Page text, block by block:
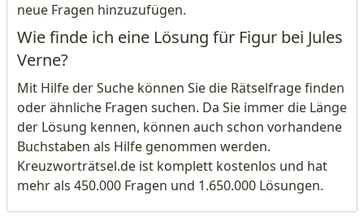
neue Fragen hinzuzufügen.
Wie finde ich eine Lösung für Figur bei Jules
Verne?
Mit Hilfe der Suche können Sie die Rätselfrage finden
oder ähnliche Fragen suchen. Da Sie immer die Länge
der Lösung kennen, können auch schon vorhandene
Buchstaben als Hilfe genommen werden.
Kreuzworträtsel.de ist komplett kostenlos und hat
mehr als 450.000 Fragen und 1.650.000 Lösungen.